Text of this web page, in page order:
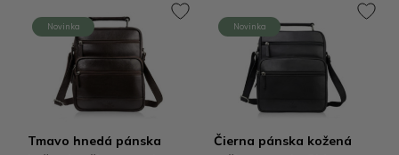
Novinka
Tmavo hnedá pánska
Novinka
Čierna pánska kožená